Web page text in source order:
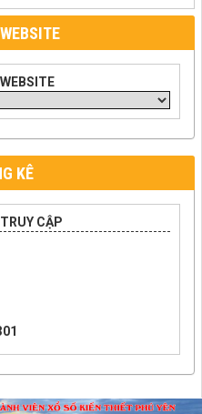
KÊ
CẬP